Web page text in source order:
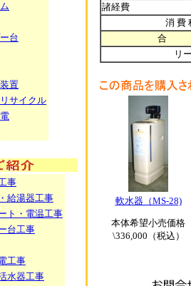
台
置
サイクル
事
給湯器工事
ト・電温工事
台工事
工事
水器工事
諸経費
消 費
合
リ
軟水器（MS-28)
本体希望小売価格
\336,000（税込）